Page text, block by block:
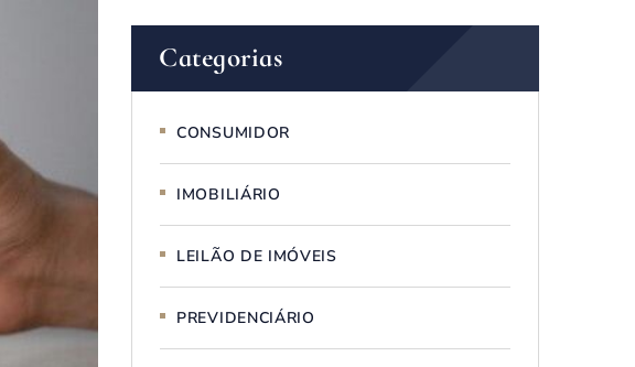
Categorias
CONSUMIDOR
IMOBILIÁRIO
LEILÃO DE IMÓVEIS
PREVIDENCIÁRIO